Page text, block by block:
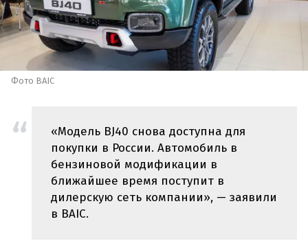
Фото BAIC
«Модель BJ40 снова доступна для
покупки в России. Автомобиль в
бензиновой модификации в
ближайшее время поступит в
дилерскую сеть компании», — заявили
в BAIC.